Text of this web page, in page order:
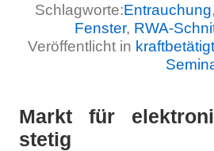
Schlagworte:Entrauchung,
Fenster, RWA-
Veröffentlicht in
Markt für
stetig